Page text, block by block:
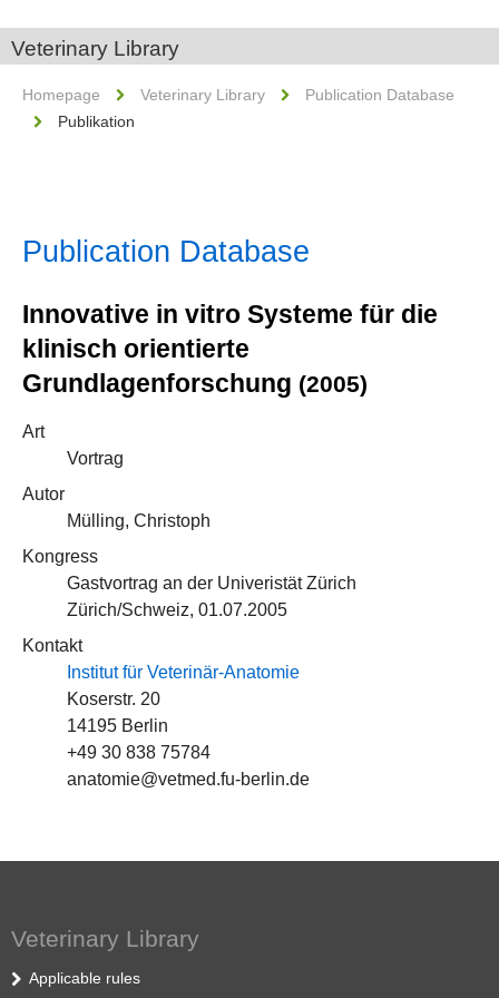
Veterinary Library
Homepage Veterinary Library
Publication Database
Publikation
Publication Database
Innovative in vitro Systeme für die
klinisch orientierte
Grundlagenforschung (2005)
Art
Vortrag
Autor
Mülling, Christoph
Kongress
Gastvortrag an der Univeristät Zürich
Zürich/Schweiz, 01.07.2005
Kontakt
Institut für Veterinär-Anatomie
Koserstr. 20
14195 Berlin
+49 30 838 75784
anatomie@vetmed.fu-berlin.de
Veterinary Library
Applicable rules